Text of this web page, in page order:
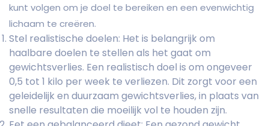
kunt volgen om je doel te bereiken en een evenwichtig
lichaam te creëren.
Stel realistische doelen: Het is belangrijk om
haalbare doelen te stellen als het gaat om
gewichtsverlies. Een realistisch doel is om ongeveer
0,5 tot 1 kilo per week te verliezen. Dit zorgt voor een
geleidelijk en duurzaam gewichtsverlies, in plaats van
snelle resultaten die moeilijk vol te houden zijn.